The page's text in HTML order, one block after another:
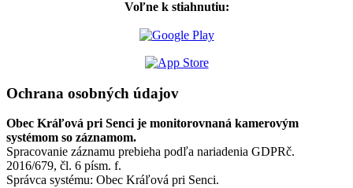
Voľne k stiahnutiu:
Ochrana osobných údajov
Obec Kráľová pri Senci je monitorovnaná kamerovým
systémom so záznamom.
Spracovanie záznamu prebieha podľa nariadenia GDPRč.
2016/679, čl. 6 písm. f.
Správca systému: Obec Kráľová pri Senci.